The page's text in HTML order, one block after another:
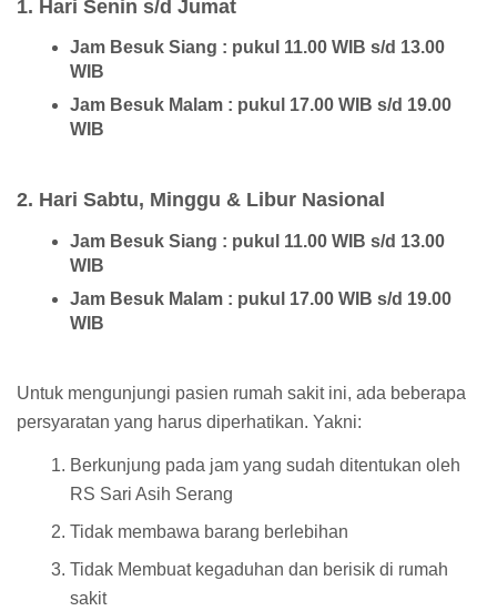
1. Hari Senin s/d Jumat
Jam Besuk Siang : pukul 11.00 WIB s/d 13.00
WIB
Jam Besuk Malam : pukul 17.00 WIB s/d 19.00
WIB
2. Hari Sabtu, Minggu & Libur Nasional
Jam Besuk Siang : pukul 11.00 WIB s/d 13.00
WIB
Jam Besuk Malam : pukul 17.00 WIB s/d 19.00
WIB
Untuk mengunjungi pasien rumah sakit ini, ada beberapa
persyaratan yang harus diperhatikan. Yakni:
Berkunjung pada jam yang sudah ditentukan oleh
RS Sari Asih Serang
Tidak membawa barang berlebihan
Tidak Membuat kegaduhan dan berisik di rumah
sakit